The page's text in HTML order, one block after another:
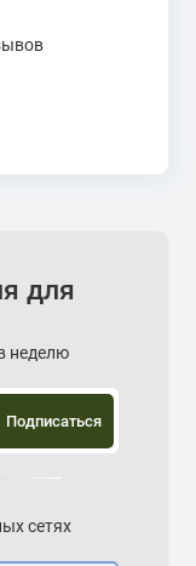
для
неделю
Подписаться
сетях